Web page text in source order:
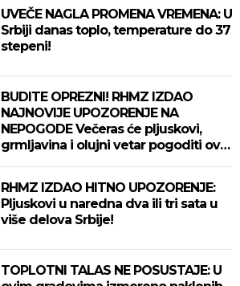
UVEČE NAGLA PROMENA VREMENA: U
Srbiji danas toplo, temperature do 37
stepeni!
BUDITE OPREZNI! RHMZ IZDAO
NAJNOVIJE UPOZORENJE NA
NEPOGODE Večeras će pljuskovi,
grmljavina i olujni vetar pogoditi ove
RHMZ IZDAO HITNO UPOZORENJE:
Pljuskovi u naredna dva ili tri sata u
više delova Srbije!
TOPLOTNI TALAS NE POSUSTAJE: U